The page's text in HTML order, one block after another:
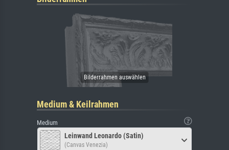
Medium & Keilrahmen
Medium
Leinwand Leonardo (Satin)
(Canvas Venezia)